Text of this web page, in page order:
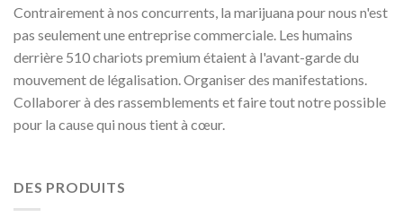
Contrairement à nos concurrents, la marijuana pour nous n'est
pas seulement une entreprise commerciale. Les humains
derrière 510 chariots premium étaient à l'avant-garde du
mouvement de légalisation. Organiser des manifestations.
Collaborer à des rassemblements et faire tout notre possible
pour la cause qui nous tient à cœur.
DES PRODUITS